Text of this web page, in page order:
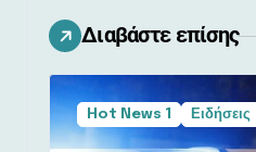
Διαβάστε επίσης
Hot News 1 Ειδήσεις